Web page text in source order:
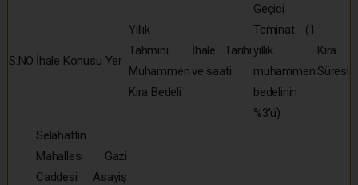
S.NO İhale Konusu Yer
Yıllık
Tahmini
Muhammen
Kira Bedeli
İhale Tarihi
ve saati
Geçici
Teminat (1
yıllık
muhammen
bedelinin
%3’ü)
Kira
Süresi
Selahattin
Mahallesi Gazi
Caddesi Asayiş